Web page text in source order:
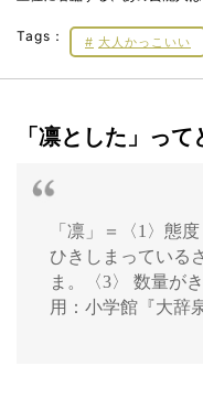
Tags： 大人かっこいい
「凛とした」っ
「凛」＝〈1〉態
ひきしまっている
ま。〈3〉 数量が
用：小学館『大辞